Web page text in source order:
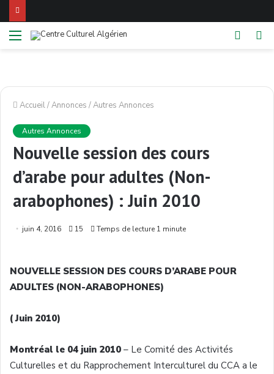
Menu
Switch
Accueil/Annonces /Autres Annonces
Autres Annonces
Nouvelle session des cours
d’arabe pour adultes (Non-
arabophones) : Juin 2010
juin 4, 2016 15 Temps de lecture 1 minute
NOUVELLE SESSION DES COURS D’ARABE POUR
ADULTES (NON-ARABOPHONES)
( Juin 2010)
Montréal le 04 juin 2010 – Le Comité des Activités
Culturelles et du Rapprochement Interculturel du CCA a le